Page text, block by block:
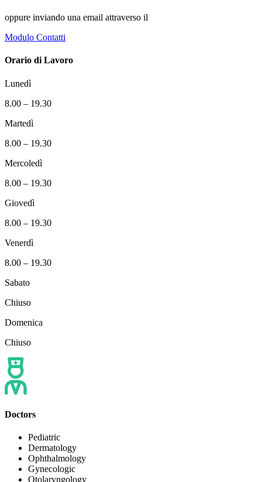
oppure inviando una email attraverso il
Modulo Contatti
Orario di Lavoro
Lunedì
8.00 – 19.30
Martedì
8.00 – 19.30
Mercoledì
8.00 – 19.30
Giovedì
8.00 – 19.30
Venerdì
8.00 – 19.30
Sabato
Chiuso
Domenica
Chiuso
Doctors
Pediatric
Dermatology
Ophthalmology
Gynecologic
Otolaryngology